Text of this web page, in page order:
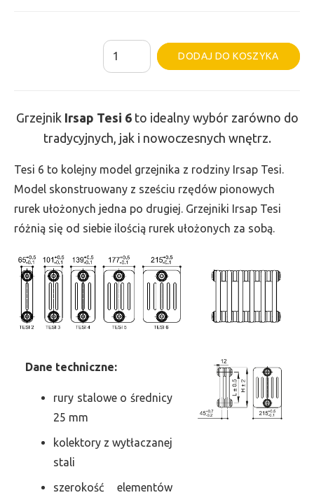
ilość
Grzejnik
-
wys.
750,
szer.
900,
2758
DODAJ DO KOSZYKA
Grzejnik Irsap Tesi 6to idealny wybór zarówno do
tradycyjnych, jak i nowoczesnych wnętrz.
Tesi 6 to kolejny model grzejnika z rodziny Irsap Tesi.
Model skonstruowany z sześciu rzędów pionowych
rurek ułożonych jedna po drugiej. Grzejniki Irsap Tesi
różnią się od siebie ilością rurek ułożonych za sobą.
Dane techniczne:
rury stalowe o średnicy
25 mm
kolektory z wytłaczanej
stali
szerokość elementów